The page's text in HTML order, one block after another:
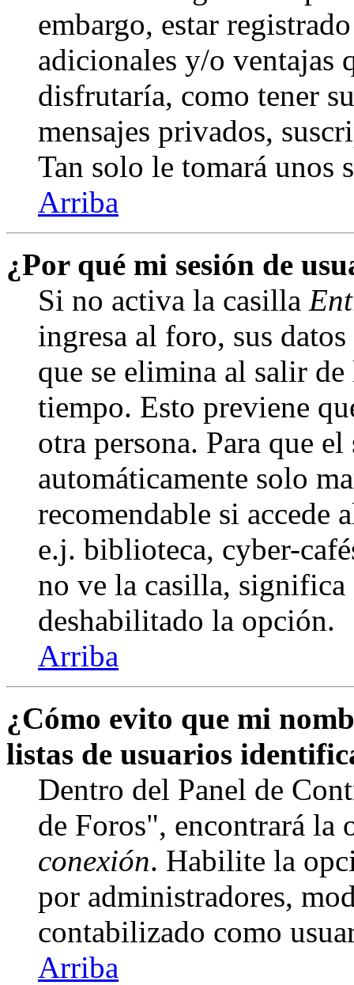
embargo, estar
adicionales y/o ventajas
disfrutaría, como tener
mensajes privados,
Tan solo le tomará unos
Arriba
¿Por qué mi sesión de
Si no activa la casilla
ingresa al foro, sus
que se elimina al salir
tiempo. Esto previene
otra persona. Para que
automáticamente solo
recomendable si accede
e.j. biblioteca, cyber-
no ve la casilla,
deshabilitado la opción.
Arriba
¿Cómo evito que mi
listas de usuarios
Dentro del Panel de
de Foros", encontrará la
conexión. Habilite la
por administradores,
contabilizado como
Arriba